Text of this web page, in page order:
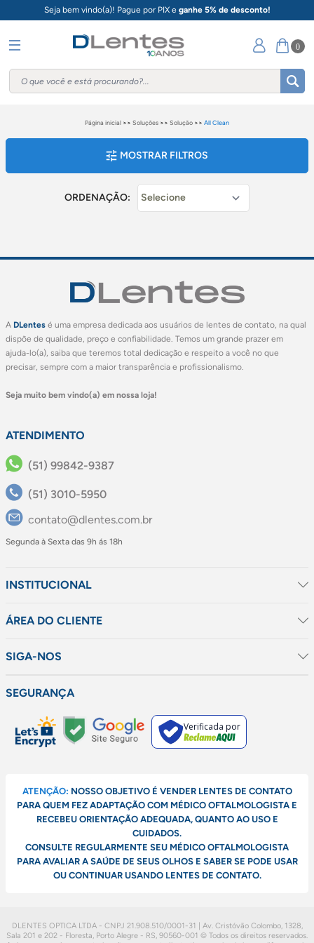
Seja bem vindo(a)! Pague por PIX e ganhe 5% de desconto!
0
Página inicial >> Soluções >> Solução >> All Clean
MOSTRAR FILTROS
ORDENAÇÃO:
A DLentes é uma empresa dedicada aos usuários de lentes de contato, na qual
dispõe de qualidade, preço e confiabilidade. Temos um grande prazer em
ajuda-lo(a), saiba que teremos total dedicação e respeito a você no que
precisar, sempre com a maior transparência e profissionalismo.
Seja muito bem vindo(a) em nossa loja!
ATENDIMENTO
(51) 99842-9387
(51) 3010-5950
contato@dlentes.com.br
Segunda à Sexta das 9h ás 18h
INSTITUCIONAL
ÁREA DO CLIENTE
SIGA-NOS
SEGURANÇA
Verificada por
ATENÇÃO: NOSSO OBJETIVO É VENDER LENTES DE CONTATO
PARA QUEM FEZ ADAPTAÇÃO COM MÉDICO OFTALMOLOGISTA E
RECEBEU ORIENTAÇÃO ADEQUADA, QUANTO AO USO E
CUIDADOS.
CONSULTE REGULARMENTE SEU MÉDICO OFTALMOLOGISTA
PARA AVALIAR A SAÚDE DE SEUS OLHOS E SABER SE PODE USAR
OU CONTINUAR USANDO LENTES DE CONTATO.
DLENTES OPTICA LTDA - CNPJ 21.908.510/0001-31 | Av. Cristóvão Colombo, 1328,
Sala 201 e 202 - Floresta, Porto Alegre - RS, 90560-001 © Todos os direitos reservados.